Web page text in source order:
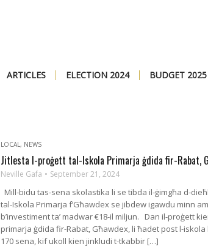
ARTICLES ELECTION 2024 BUDGET 2025
LOCAL , NEWS
Jitlesta l-proġett tal-Iskola Primarja ġdida fir-Rabat,
Neville Gafa September 21, 2024
Mill-bidu tas-sena skolastika li se tibda il-ġimgħa d-
tal-Iskola Primarja f’Għawdex se jibdew igawdu minn
b’investiment ta’ madwar €18-il miljun.​ Dan il-proġett
primarja ġdida fir-Rabat, Għawdex, li ħadet post l-
170 sena, kif ukoll kien jinkludi t-tkabbir […]